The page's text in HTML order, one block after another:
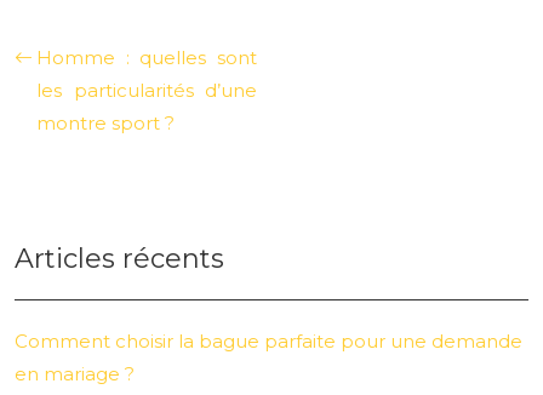
Homme : quelles sont
les particularités d’une
montre sport ?
Articles récents
Comment choisir la bague parfaite pour une demande
en mariage ?